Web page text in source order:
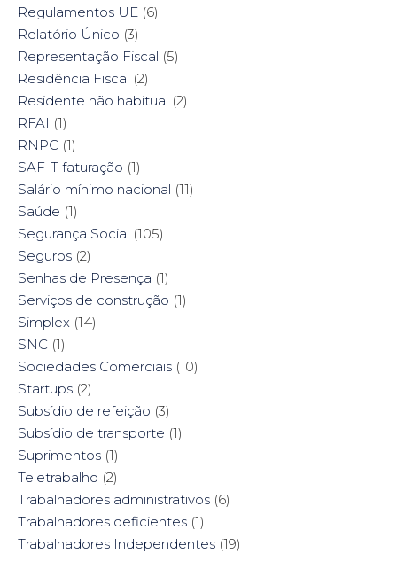
Regulamentos UE (6)
Relatório Único (3)
Representação Fiscal (5)
Residência Fiscal (2)
Residente não habitual (2)
RFAI (1)
RNPC (1)
SAF-T faturação (1)
Salário mínimo nacional (11)
Saúde (1)
Segurança Social (105)
Seguros (2)
Senhas de Presença (1)
Serviços de construção (1)
Simplex (14)
SNC (1)
Sociedades Comerciais (10)
Startups (2)
Subsídio de refeição (3)
Subsídio de transporte (1)
Suprimentos (1)
Teletrabalho (2)
Trabalhadores administrativos (6)
Trabalhadores deficientes (1)
Trabalhadores Independentes (19)